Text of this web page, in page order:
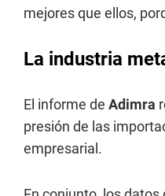
mejores que ellos,
La industria
El informe de Adimra
presión de las
empresarial.